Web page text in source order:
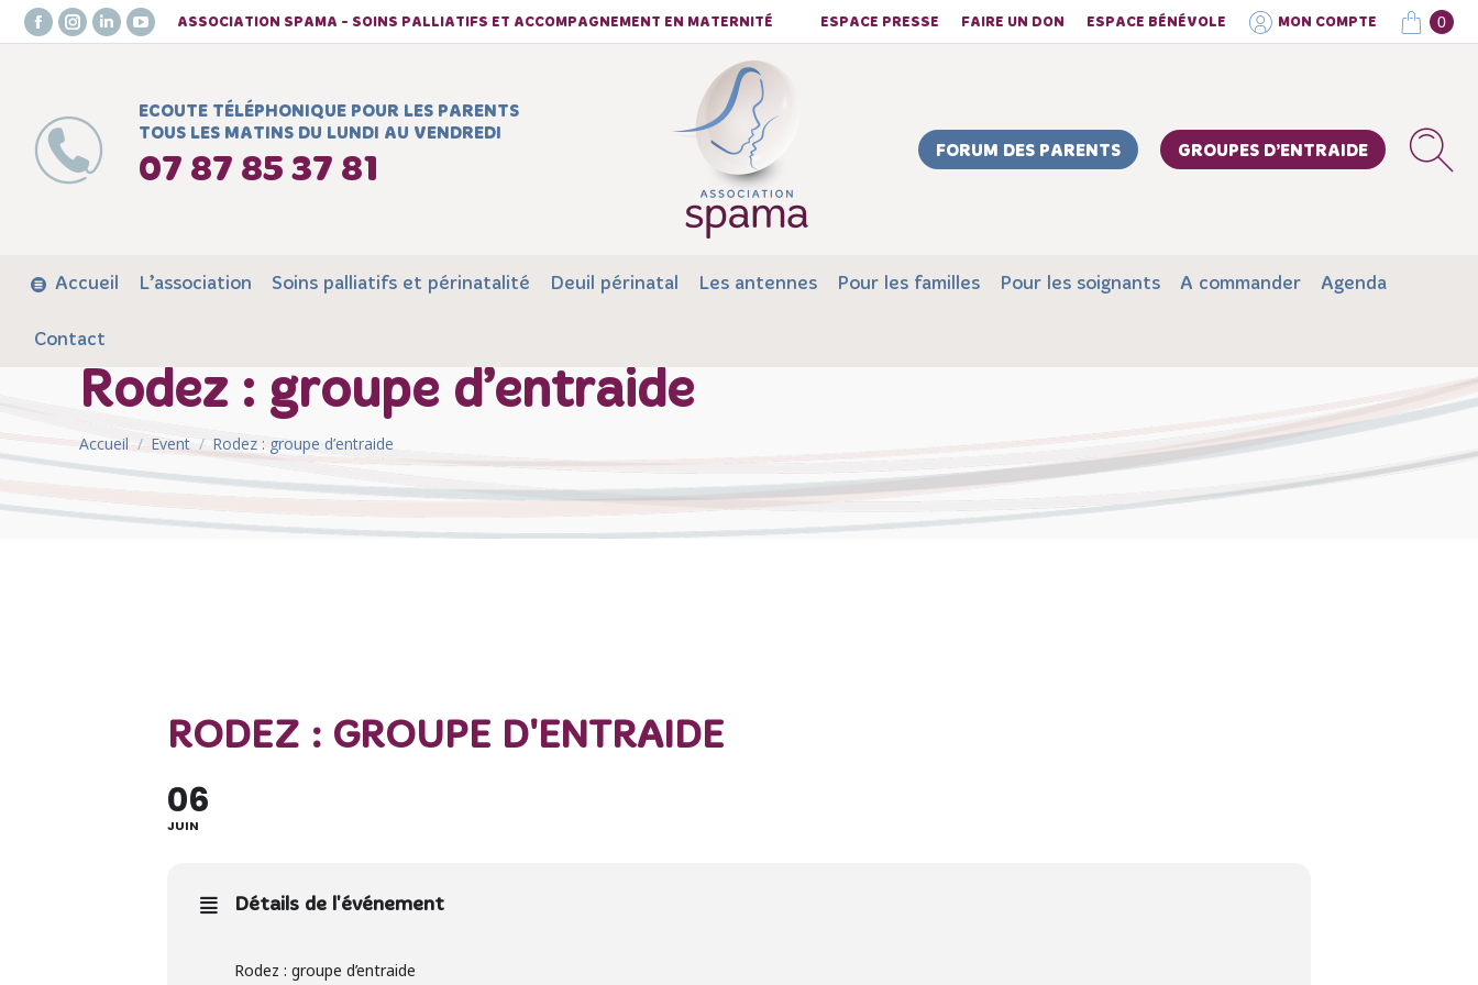
Facebook
in
new
window
Instagram
in
new
window
LinkedIn
window
YouTube
in
window
ASSOCIATION SPAMA - SOINS PALLIATIFS ET ACCOMPAGNEMENT EN MATERNITÉ ESPACE PRESSE FAIRE UN DON ESPACE BÉNÉVOLE MON COMPTE 0
ECOUTE TÉLÉPHONIQUE POUR LES PARENTS
TOUS LES MATINS DU LUNDI AU VENDREDI
07 87 85 37 81
FORUM DES PARENTS GROUPES D’ENTRAIDE
Accueil L’association Soins palliatifs et périnatalité Deuil périnatal Les antennes Pour les familles Pour les soignants A commander Agenda
Contact
Rodez : groupe d’entraide
Vous êtes ici :
Accueil Event Rodez : groupe d’entraide
RODEZ : GROUPE D'ENTRAIDE
06
JUIN
Détails de l'événement
Rodez : groupe d’entraide